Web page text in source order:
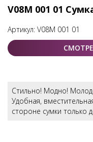
V08M 001 01
Артикул: V08M 001 01
Стильно! Модно!
Удобная,
стороне сумки только